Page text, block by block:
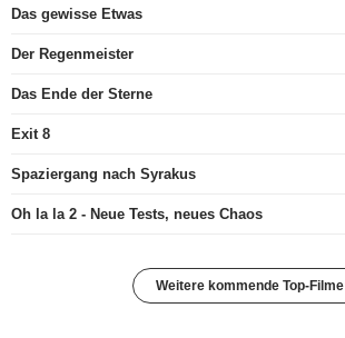
Das gewisse Etwas
Der Regenmeister
Das Ende der Sterne
Exit 8
Spaziergang nach Syrakus
Oh la la 2 - Neue Tests, neues Chaos
Weitere kommende Top-Filme